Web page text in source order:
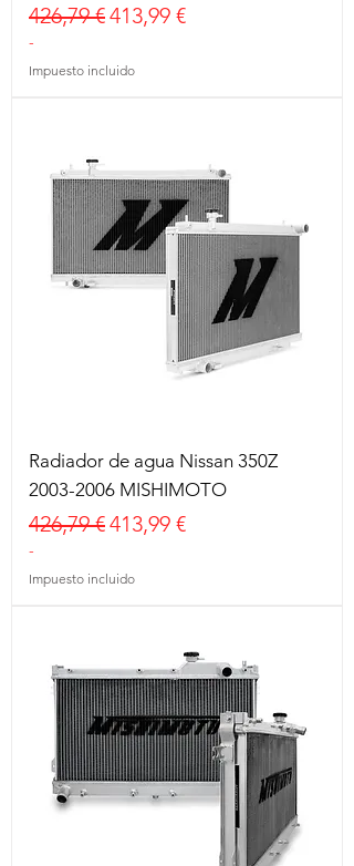
Precio
426,79 €Precio de oferta
413,99 €
-
Impuesto incluido
Radiador de agua Nissan 350Z
2003-2006 MISHIMOTO
Precio
426,79 €Precio de oferta
413,99 €
-
Impuesto incluido